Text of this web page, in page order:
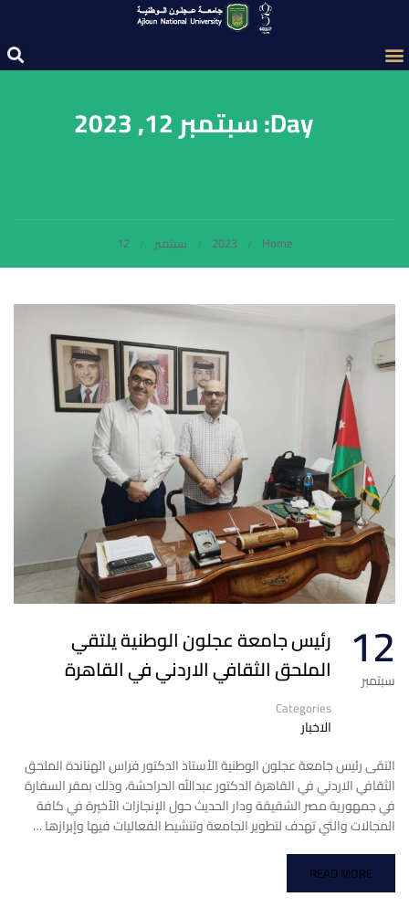
Day: سبتمبر 12, 2023
Home
2023 سبتمبر 12
12
سبتمبر
رئيس جامعة عجلون الوطنية يلتقي
الملحق الثقافي الاردني في القاهرة
Categories
الاخبار
التقى رئيس جامعة عجلون الوطنية الأستاذ الدكتور فراس الهناندة الملحق
الثقافي الاردني في القاهرة الدكتور عبدالله الحراحشة، وذلك بمقر السفارة
في جمهورية مصر الشقيقة ودار الحديث حول الإنجازات الأخيرة في كافة
المجالات والتي تهدف لتطوير الجامعة وتنشيط الفعاليات فيها وإبرازها …
READ MORE